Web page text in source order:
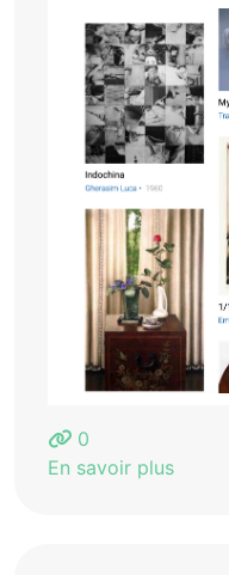
0
En savoir plus